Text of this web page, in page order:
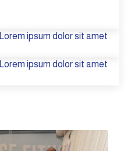
Lorem ipsum dolor sit amet
Lorem ipsum dolor sit amet